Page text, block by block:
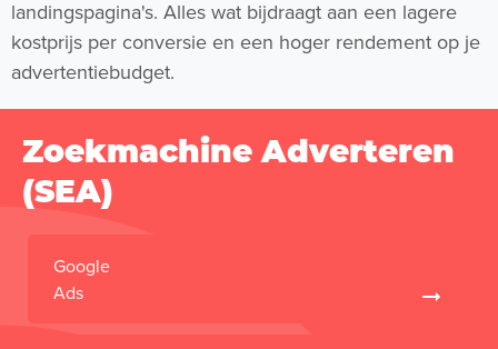
landingspagina's. Alles wat bijdraagt aan een lagere
kostprijs per conversie en een hoger rendement op je
advertentiebudget.
Zoekmachine Adverteren
(SEA)
Google
Ads